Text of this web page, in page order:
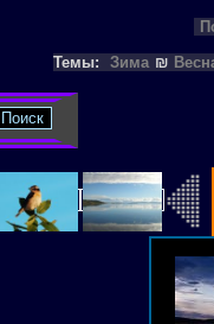
Темы:
Зима ₪